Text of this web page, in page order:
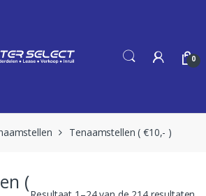
0
Tenaamstellen ( €10,- )
(